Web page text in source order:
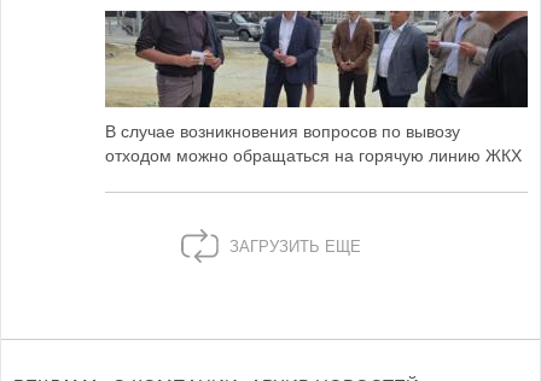
В случае возникновения вопросов по вывозу
отходом можно обращаться на горячую линию ЖКХ
ЗАГРУЗИТЬ ЕЩЕ